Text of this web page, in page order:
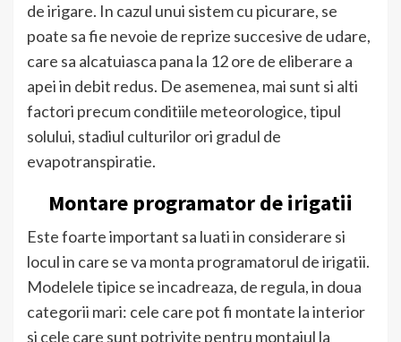
de irigare. In cazul unui sistem cu picurare, se
poate sa fie nevoie de reprize succesive de udare,
care sa alcatuiasca pana la 12 ore de eliberare a
apei in debit redus. De asemenea, mai sunt si alti
factori precum conditiile meteorologice, tipul
solului, stadiul culturilor ori gradul de
evapotranspiratie.
Montare programator de irigatii
Este foarte important sa luati in considerare si
locul in care se va monta programatorul de irigatii.
Modelele tipice se incadreaza, de regula, in doua
categorii mari: cele care pot fi montate la interior
si cele care sunt potrivite pentru montajul la